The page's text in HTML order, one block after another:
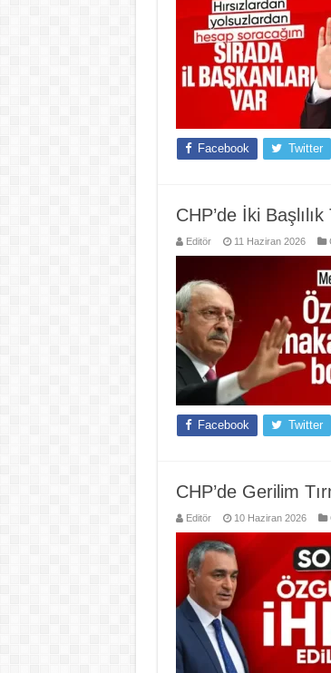
Facebook Twitter
CHP’de İki
Editör 11 Haziran 2026
Facebook Twitter
CHP’de Gerilim
Editör 10 Haziran 2026